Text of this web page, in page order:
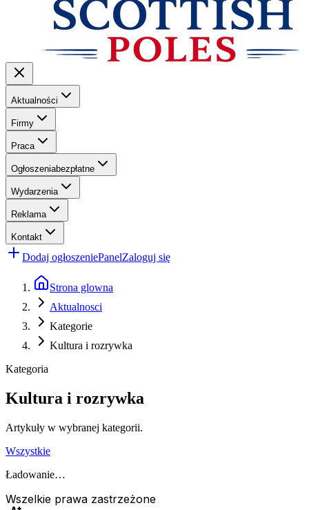
Aktualności
Firmy
Praca
Ogłoszeniabezpłatne
Wydarzenia
Reklama
Kontakt
Dodaj ogłoszeniePanelZaloguj się
Strona glowna
Aktualnosci
Kategorie
Kultura i rozrywka
Kategoria
Kultura i rozrywka
Artykuły w wybranej kategorii.
Wszystkie
Ładowanie…
Wszelkie prawa zastrzeżone